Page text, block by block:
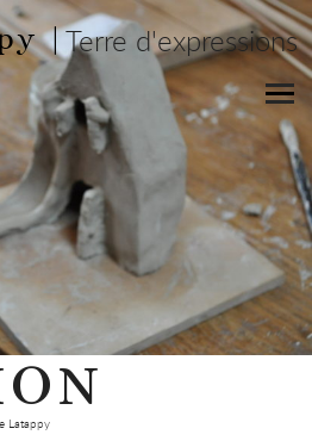
|Terre d'expressions
Latappy